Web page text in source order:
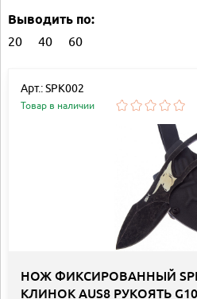
Выводить по:
20 40 60
Арт.: SPK002
Товар в наличии
НОЖ ФИКСИРОВАННЫЙ
КЛИНОК AUS8 РУКОЯТЬ G10